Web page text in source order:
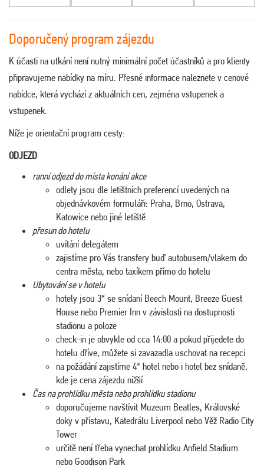
Doporučený program zájezdu
K účasti na utkání není nutný minimální počet účastníků a pro klienty
připravujeme nabídky na míru. Přesné informace naleznete v cenové
nabídce, která vychází z aktuálních cen, zejména vstupenek a
vstupenek.
Níže je orientační program cesty:
ODJEZD
ranní odjezd do místa konání akce
odlety jsou dle letištních preferencí uvedených na
objednávkovém formuláři: Praha, Brno, Ostrava,
Katowice nebo jiné letiště
přesun do hotelu
uvítání delegátem
zajistíme pro Vás transfery buď autobusem/vlakem do
centra města, nebo taxíkem přímo do hotelu
Ubytování se v hotelu
hotely jsou 3* se snídaní Beech Mount, Breeze Guest
House nebo Premier Inn v závislosti na dostupnosti
stadionu a poloze
check-in je obvykle od cca 14:00 a pokud přijedete do
hotelu dříve, můžete si zavazadla uschovat na recepci
na požádání zajistíme 4* hotel nebo i hotel bez snídaně,
kde je cena zájezdu nižší
Čas na prohlídku města nebo prohlídku stadionu
doporučujeme navštívit Muzeum Beatles, Královské
doky v přístavu, Katedrálu Liverpool nebo Věž Radio City
Tower
určitě není třeba vynechat prohlídku Anfield Stadium
nebo Goodison Park